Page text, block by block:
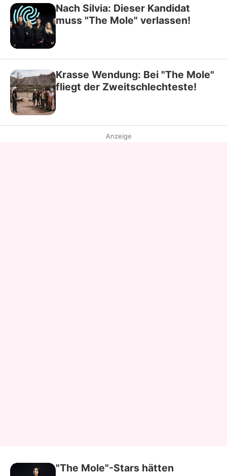
Nach Silvia: Dieser Kandidat
muss "The Mole" verlassen!
Krasse Wendung: Bei "The Mole"
fliegt der Zweitschlechteste!
Anzeige
"The Mole"-Stars hätten